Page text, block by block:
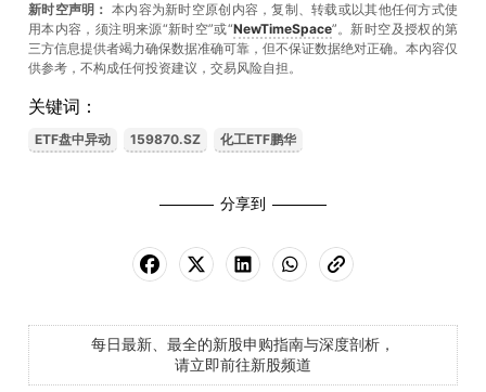
新时空声明： 本内容为新时空原创内容，复制、转载或以其他任何方式使
用本内容，须注明来源“新时空”或“NewTimeSpace”。新时空及授权的第
三方信息提供者竭力确保数据准确可靠，但不保证数据绝对正确。本內容仅
供参考，不构成任何投资建议，交易风险自担。
关键词：
ETF盘中异动 159870.SZ 化工ETF鹏华
分享到
每日最新、最全的新股申购指南与深度剖析，
请立即前往新股频道